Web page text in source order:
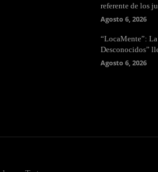
referente de los
Agosto 6, 2026
“LocaMente”:
Desconocidos”
Agosto 6, 2026